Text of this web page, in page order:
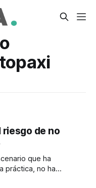
riesgo de no
que ha
práctica, no ha